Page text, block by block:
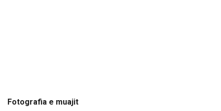
Fotografia e muajit